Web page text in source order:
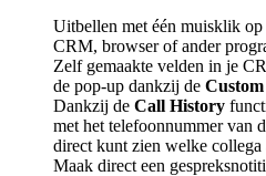
Uitbellen met één muisklik
CRM, browser of ander
Zelf gemaakte velden in je
de pop-up dankzij de
Dankzij de Call History
met het telefoonnummer van
direct kunt zien welke collega
Maak direct een